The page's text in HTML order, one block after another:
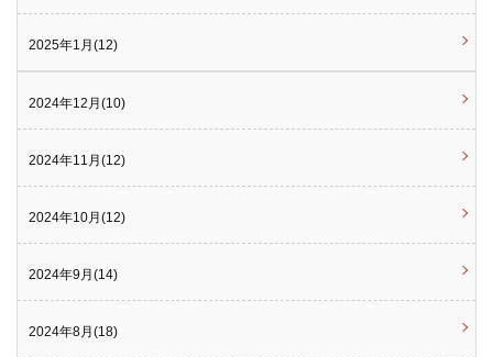
2025年1月(12)
2024年12月(10)
2024年11月(12)
2024年10月(12)
2024年9月(14)
2024年8月(18)